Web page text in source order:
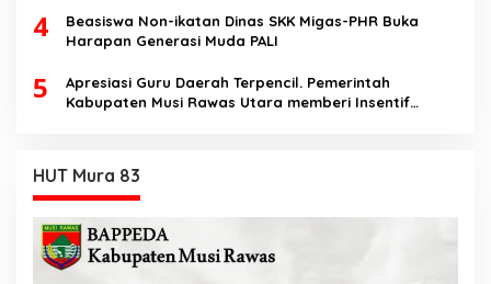
4
Beasiswa Non-ikatan Dinas SKK Migas-PHR Buka
Harapan Generasi Muda PALI
5
Apresiasi Guru Daerah Terpencil. Pemerintah
Kabupaten Musi Rawas Utara memberi Insentif
HUT Mura 83